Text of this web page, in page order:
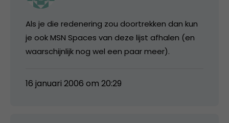
Als je die redenering zou doortrekken dan kun
je ook MSN Spaces van deze lijst afhalen (en
waarschijnlijk nog wel een paar meer).
16 januari 2006 om 20:29